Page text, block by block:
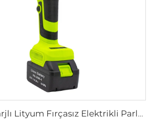
FEIHU Şarjlı Lityum Fırçasız Elektrikli Parlatma Makinesi Özel Kesme Makinesi Elektrikli El Aletleri El Açısı Makası